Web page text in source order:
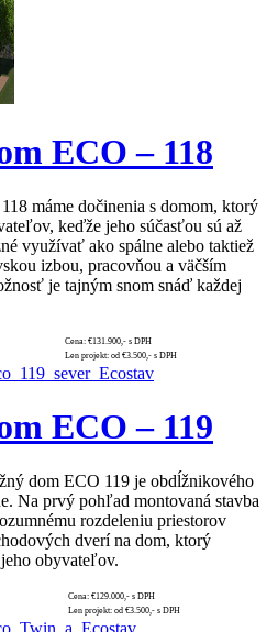
ECO – 118
máme dočinenia s domom, ktorý
keďže jeho súčasťou sú až
využívať ako spálne alebo taktiež
izbou, pracovňou a väčším
je tajným snom snáď každej
Cena: €131.900,- s DPH
Len projekt: od €3.500,- s DPH
ECO – 119
dom ECO 119 je obdĺžnikového
Na prvý pohľad montovaná stavba
rozdeleniu priestorov
dverí na dom, ktorý
obyvateľov.
Cena: €129.000,- s DPH
Len projekt: od €3.500,- s DPH